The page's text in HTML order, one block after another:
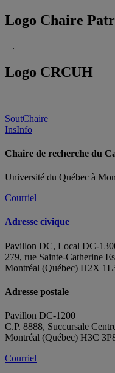
Logo Chaire
.
Logo CRCUH
SoutChaire
InsInfo
Chaire de recherche du
Université du Québec à
Courriel
Adresse civique
Pavillon DC, Local DC-
279, rue Sainte-Catherine
Montréal (Québec) H2X
Adresse postale
Pavillon DC-1200
C.P. 8888, Succursale
Montréal (Québec) H3C
Courriel